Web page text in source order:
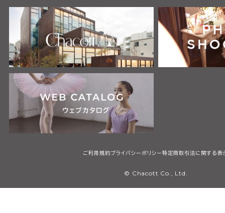
ご利用規約プライバシーポリシー特定商取引法に関する表
© Chacott Co., Ltd.